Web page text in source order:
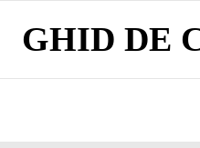
content
GHID DE